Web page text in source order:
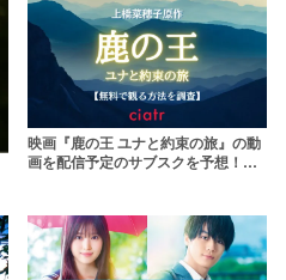
映画『鹿の王 ユナと約束の旅』の動
画を配信予定のサブスクを予想！無